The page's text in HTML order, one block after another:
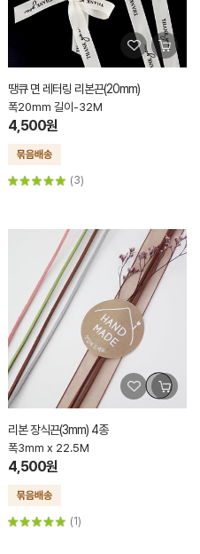
땡큐 면 레터링 리본끈(20mm)
폭20mm 길이-32M
4,500원
(3)
리본 장식끈(3mm) 4종
폭3mm x 22.5M
4,500원
(1)